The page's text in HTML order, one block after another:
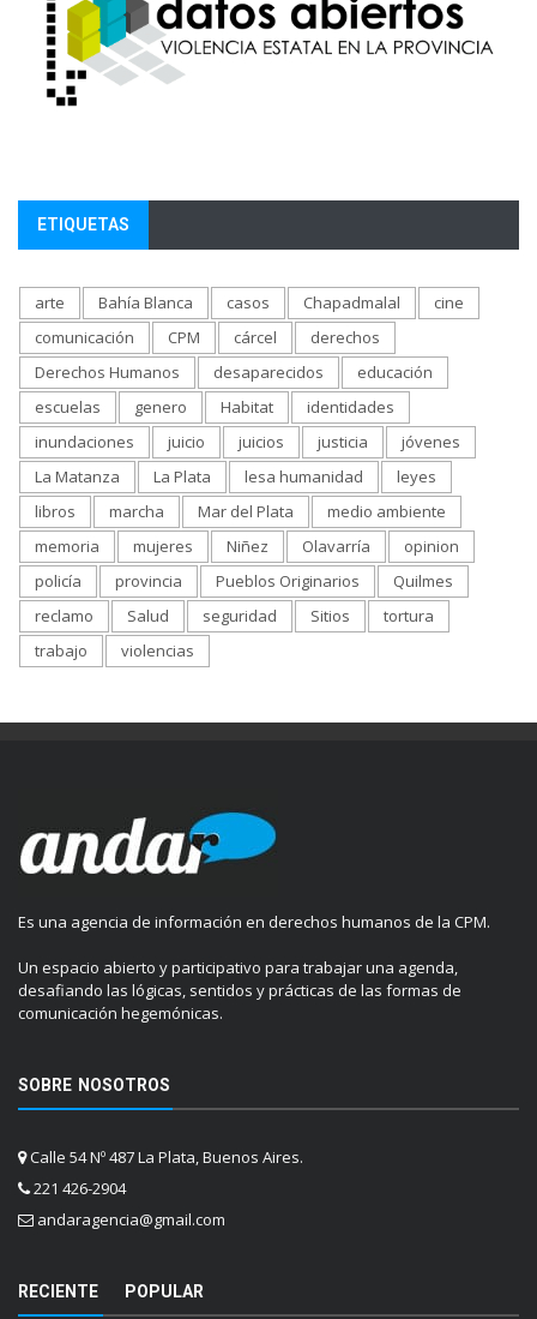
ETIQUETAS
arte Bahía Blanca casos Chapadmalal
cine
comunicación
CPM cárcel
derechos
Derechos Humanos
desaparecidos
educación
escuelas
genero Habitat
identidades
inundaciones
juicio juicios justicia
jóvenes
La Matanza
La Plata lesa humanidad
leyes
libros
marcha Mar del Plata
medio ambiente
memoria
mujeres Niñez Olavarría
opinion
policía
provincia Pueblos Originarios
Quilmes
reclamo
Salud seguridad Sitios
tortura
trabajo
violencias
Es una agencia de información en derechos humanos de la CPM.
Un espacio abierto y participativo para trabajar una agenda,
desafiando las lógicas, sentidos y prácticas de las formas de
comunicación hegemónicas.
SOBRE NOSOTROS
Calle 54 Nº 487 La Plata, Buenos Aires.
221 426-2904
andaragencia@gmail.com
RECIENTE POPULAR